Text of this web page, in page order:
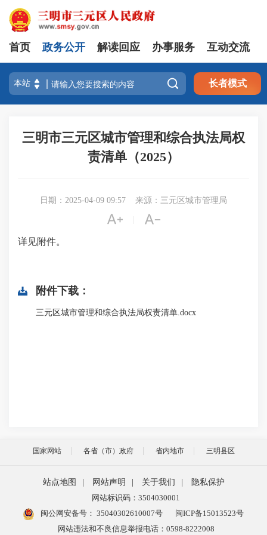
首页 政务公开 解读回应 办事服务 互动交流
 长者模式
三明市三元区城市管理和综合执法局权
责清单（2025）
日期：2025-04-09 09:57 来源：三元区城市管理局
 
详见附件。
附件下载：
三元区城市管理和综合执法局权责清单.docx
国家网站 各省（市）政府 省内地市 三明县区
站点地图 网站声明 关于我们
隐私保护
网站标识码：3504030001
闽公网安备号： 35040302610007号
闽ICP备15013523号
网站违法和不良信息举报电话：0598-8222008